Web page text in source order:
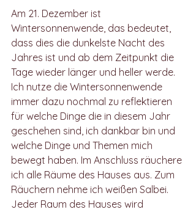
Am 21. Dezember ist
Wintersonnenwende, das bedeutet,
dass dies die dunkelste Nacht des
Jahres ist und ab dem Zeitpunkt die
Tage wieder länger und heller werde.
Ich nutze die Wintersonnenwende
immer dazu nochmal zu reflektieren
für welche Dinge die in diesem Jahr
geschehen sind, ich dankbar bin und
welche Dinge und Themen mich
bewegt haben. Im Anschluss räuchere
ich alle Räume des Hauses aus. Zum
Räuchern nehme ich weißen Salbei.
Jeder Raum des Hauses wird